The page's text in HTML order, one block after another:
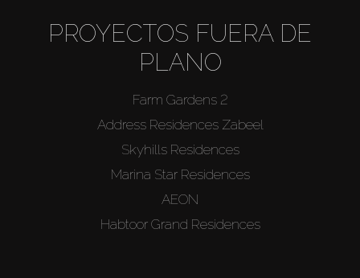
PROYECTOS FUERA DE
PLANO
Farm Gardens 2
Address Residences Zabeel
Skyhills Residences
Marina Star Residences
AEON
Habtoor Grand Residences